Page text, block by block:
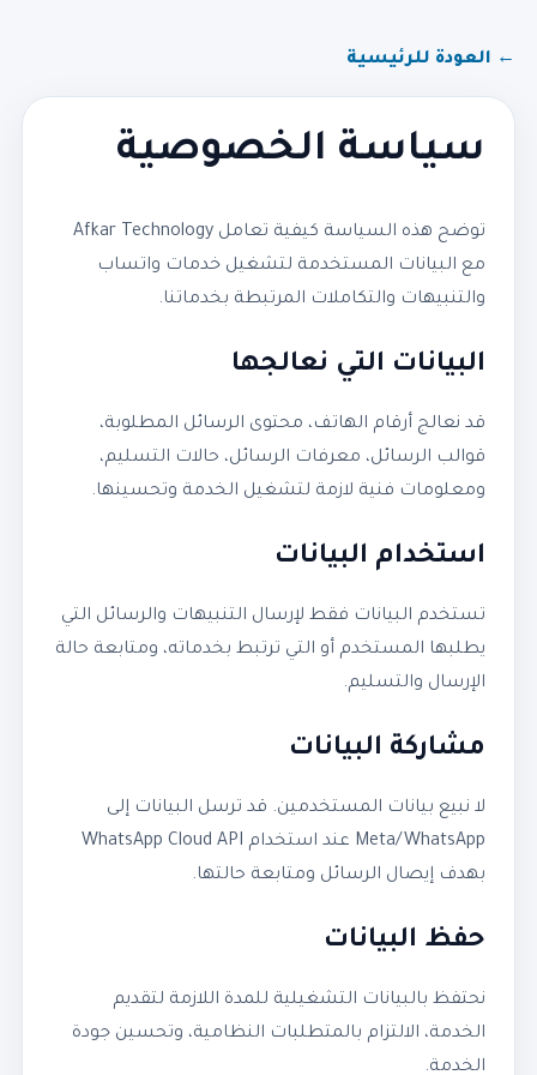
← العودة للرئيسية
سياسة الخصوصية
توضح هذه السياسة كيفية تعامل Afkar Technology
مع البيانات المستخدمة لتشغيل خدمات واتساب
والتنبيهات والتكاملات المرتبطة بخدماتنا.
البيانات التي نعالجها
قد نعالج أرقام الهاتف، محتوى الرسائل المطلوبة،
قوالب الرسائل، معرفات الرسائل، حالات التسليم،
ومعلومات فنية لازمة لتشغيل الخدمة وتحسينها.
استخدام البيانات
تستخدم البيانات فقط لإرسال التنبيهات والرسائل التي
يطلبها المستخدم أو التي ترتبط بخدماته، ومتابعة حالة
الإرسال والتسليم.
مشاركة البيانات
لا نبيع بيانات المستخدمين. قد ترسل البيانات إلى
Meta/WhatsApp عند استخدام WhatsApp Cloud API
بهدف إيصال الرسائل ومتابعة حالتها.
حفظ البيانات
نحتفظ بالبيانات التشغيلية للمدة اللازمة لتقديم
الخدمة، الالتزام بالمتطلبات النظامية، وتحسين جودة
الخدمة.